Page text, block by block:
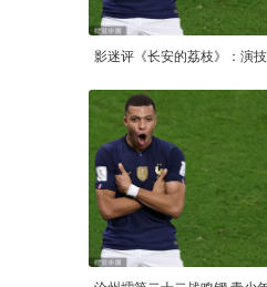
影迷评《长安的荔枝》：演